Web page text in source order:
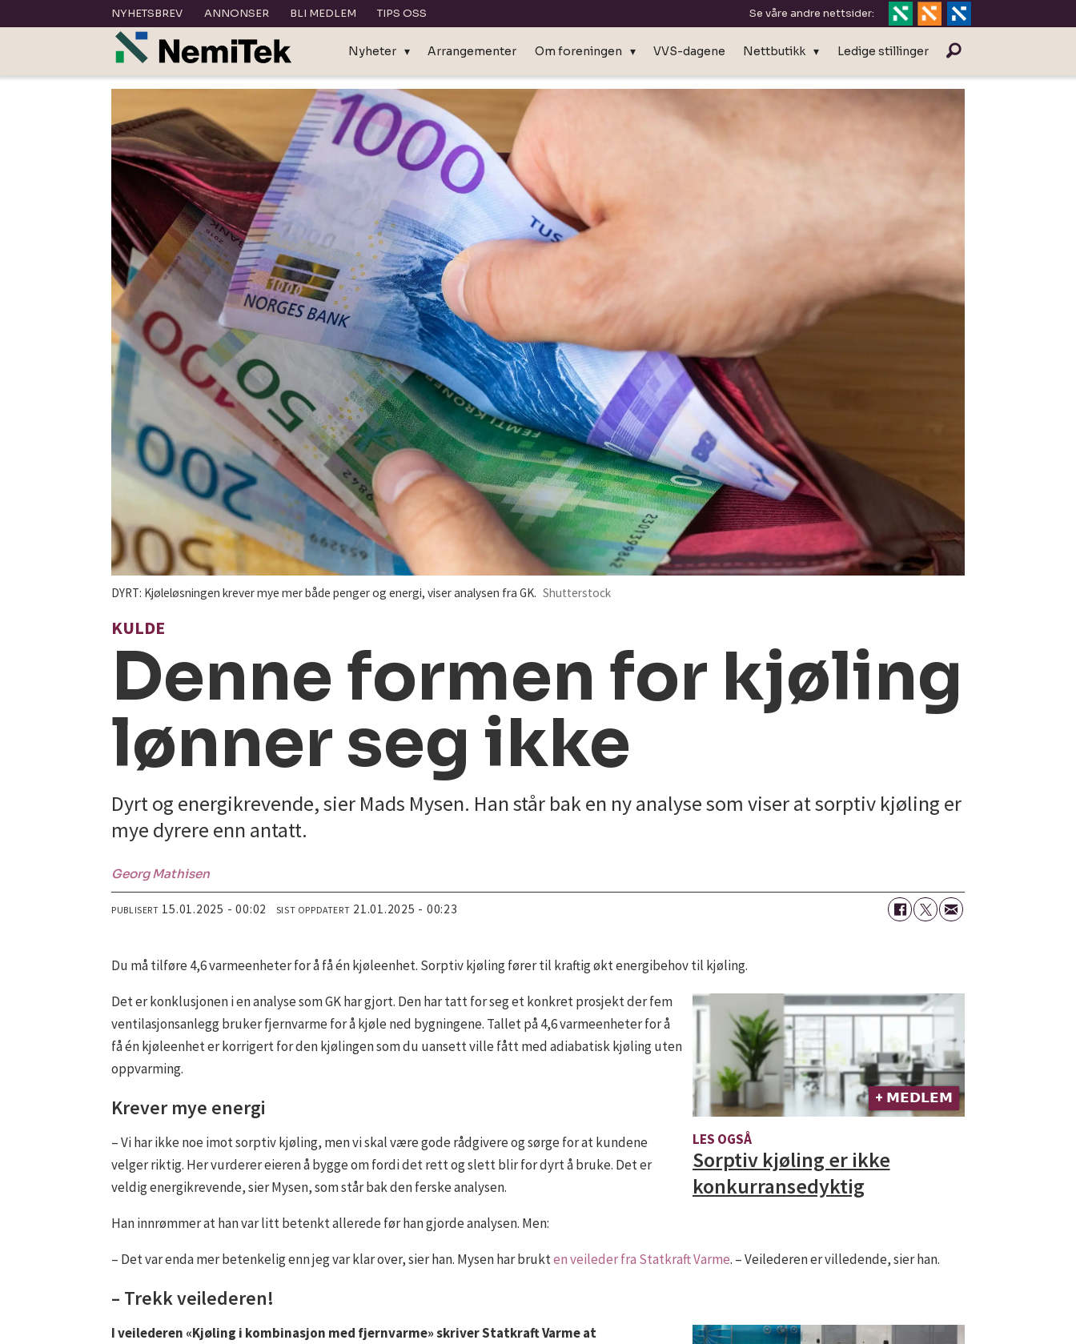
NYHETSBREV ANNONSER BLI MEDLEM TIPS OSS Se våre andre nettsider:
Nyheter Arrangementer Om foreningen VVS-dagene Nettbutikk Ledige stillinger
DYRT: Kjøleløsningen krever mye mer både penger og energi, viser analysen fra GK. Shutterstock
KULDE
Denne formen for kjøling
lønner seg ikke
Dyrt og energikrevende, sier Mads Mysen. Han står bak en ny analyse som viser at sorptiv kjøling er
mye dyrere enn antatt.
Georg Mathisen
PUBLISERT 15.01.2025 - 00:02 SIST OPPDATERT 21.01.2025 - 00:23
Du må tilføre 4,6 varmeenheter for å få én kjøleenhet. Sorptiv kjøling fører til kraftig økt energibehov til kjøling.
+ 𝗠𝗘𝗗𝗟𝗘𝗠
LES OGSÅ
Sorptiv kjøling er ikke
konkurransedyktig
Det er konklusjonen i en analyse som GK har gjort. Den har tatt for seg et konkret prosjekt der fem
ventilasjonsanlegg bruker fjernvarme for å kjøle ned bygningene. Tallet på 4,6 varmeenheter for å
få én kjøleenhet er korrigert for den kjølingen som du uansett ville fått med adiabatisk kjøling uten
oppvarming.
Krever mye energi
– Vi har ikke noe imot sorptiv kjøling, men vi skal være gode rådgivere og sørge for at kundene
velger riktig. Her vurderer eieren å bygge om fordi det rett og slett blir for dyrt å bruke. Det er
veldig energikrevende, sier Mysen, som står bak den ferske analysen.
Han innrømmer at han var litt betenkt allerede før han gjorde analysen. Men:
– Det var enda mer betenkelig enn jeg var klar over, sier han. Mysen har brukten veileder fra Statkraft Varme. – Veilederen er villedende, sier han.
– Trekk veilederen!
I veilederen «Kjøling i kombinasjon med fjernvarme» skriver Statkraft Varme at